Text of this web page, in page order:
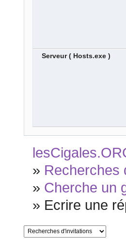
Serveur ( Hosts.exe )
» Recherches
» Cherche un
» Ecrire une